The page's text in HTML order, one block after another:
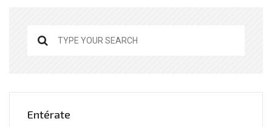
Entérate